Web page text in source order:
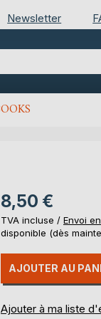
Newsletter
8,50 €
TVA incluse / Envoi
disponible (dès
AJOUTER AU
Ajouter à ma liste